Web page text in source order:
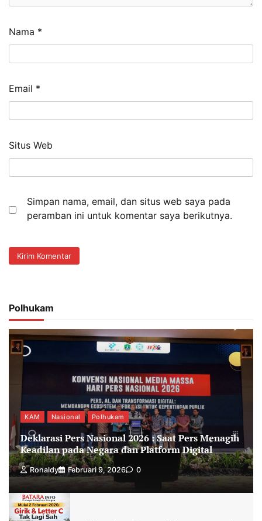
Nama *
Email *
Situs Web
Simpan nama, email, dan situs web saya pada
peramban ini untuk komentar saya berikutnya.
Polhukam
KAM Nasional Polhukam
Deklarasi Pers Nasional 2026 : Saat Pers Menagih
Keadilan pada Negara dan Platform Digital
Ronaldy Februari 9, 2026 0